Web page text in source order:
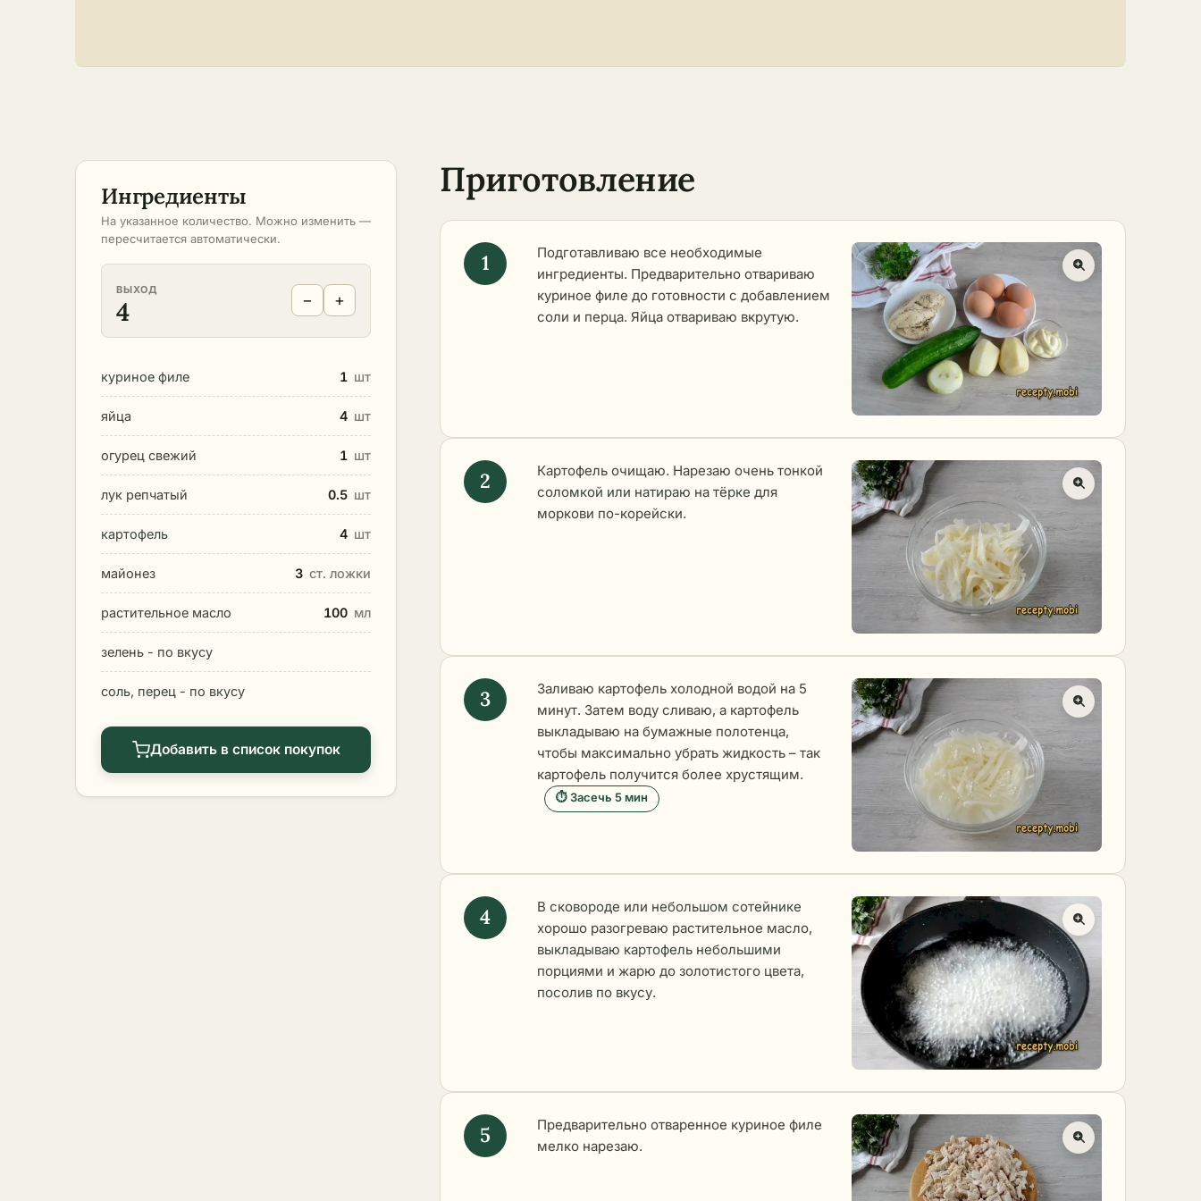
Ингредиенты
На указанное количество. Можно изменить —
пересчитается автоматически.
ВЫХОД
4 − +
куриное филе 1 шт
яйца 4 шт
огурец свежий 1 шт
лук репчатый 0.5 шт
картофель 4 шт
майонез 3 ст. ложки
растительное масло 100 мл
зелень - по вкусу
соль, перец - по вкусу
Добавить в список покупок
Приготовление
Подготавливаю все необходимые
ингредиенты. Предварительно отвариваю
куриное филе до готовности с добавлением
соли и перца. Яйца отвариваю вкрутую.
Картофель очищаю. Нарезаю очень тонкой
соломкой или натираю на тёрке для
моркови по-корейски.
Заливаю картофель холодной водой на 5
минут. Затем воду сливаю, а картофель
выкладываю на бумажные полотенца,
чтобы максимально убрать жидкость – так
картофель получится более хрустящим.
⏱ Засечь 5 мин
В сковороде или небольшом сотейнике
хорошо разогреваю растительное масло,
выкладываю картофель небольшими
порциями и жарю до золотистого цвета,
посолив по вкусу.
Предварительно отваренное куриное филе
мелко нарезаю.